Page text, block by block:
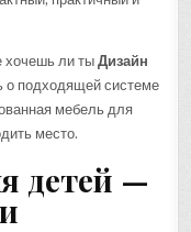
хочешь ли тыДизайн
о подходящей системе
мебель для
место.
детей —